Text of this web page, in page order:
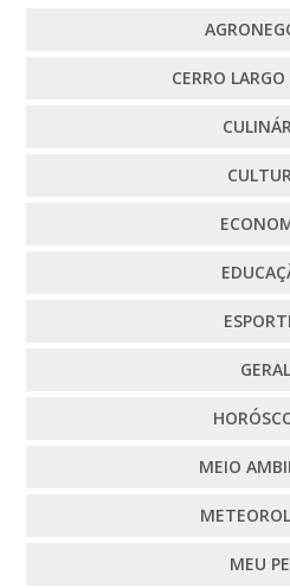
CERRO
GERAL
MEIO
MEU